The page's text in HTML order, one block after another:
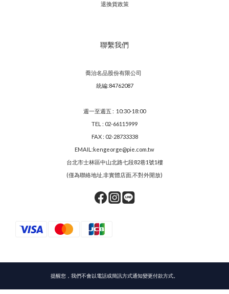
退換貨政策
聯繫我們
喬治名品股份有限公司
統編:84762087
週一至週五 : 10:30-18:00
TEL : 02-66115999
FAX : 02-28733338
EMAIL:kengeorge@pie.com.tw
台北市士林區中山北路七段82巷1號1樓
(僅為聯絡地址,非實體店面,不對外開放)
提醒您，我們不會以電話或簡訊方式通知變更付款方式。